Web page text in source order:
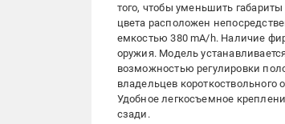
того, чтобы уменьшить
цвета расположен
емкостью 380 mA/h. Наличие
оружия. Модель
возможностью регулировки
владельцев короткоствольного
Удобное легкосъемное
сзади.